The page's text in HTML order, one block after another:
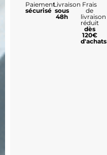
Paiement
sécurisé
Livraison
sous
48h
Frais
de
livraison
réduit
dès
120€
d'achats